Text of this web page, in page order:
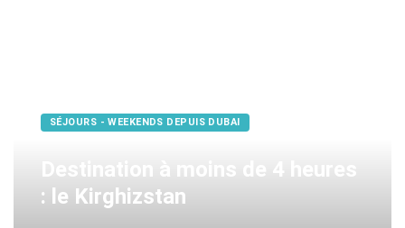
SÉJOURS - WEEKENDS DEPUIS DUBAI
Destination à moins de 4 heures
: le Kirghizstan